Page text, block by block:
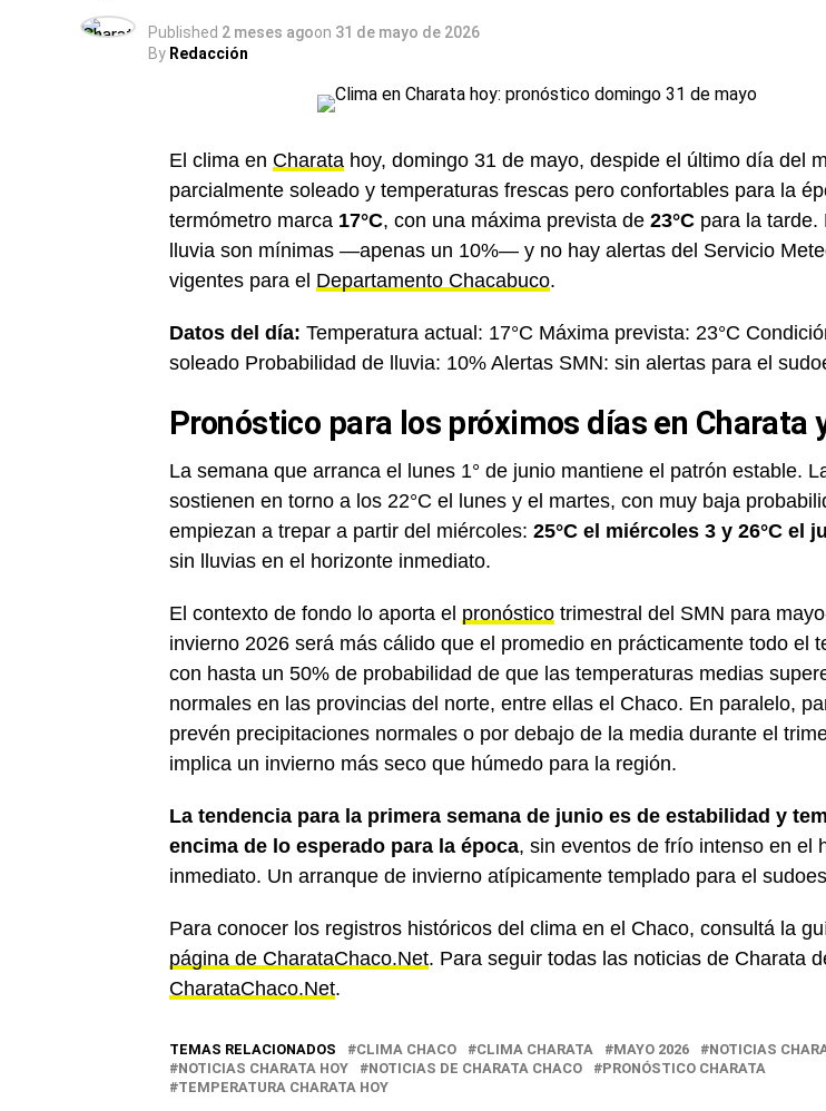
Published 2 meses agoon 31 de mayo de 2026
By Redacción
El clima en Charata hoy, domingo 31 de mayo, despide el último día del
parcialmente soleado y temperaturas frescas pero confortables para la
termómetro marca 17°C, con una máxima prevista de 23°C para la tarde.
lluvia son mínimas —apenas un 10%— y no hay alertas del Servicio
vigentes para el Departamento Chacabuco.
Datos del día: Temperatura actual: 17°C Máxima prevista: 23°C
soleado Probabilidad de lluvia: 10% Alertas SMN: sin alertas para el
Pronóstico para los próximos días en Charata
La semana que arranca el lunes 1° de junio mantiene el patrón estable.
sostienen en torno a los 22°C el lunes y el martes, con muy baja
empiezan a trepar a partir del miércoles: 25°C el miércoles 3 y 26°C el
sin lluvias en el horizonte inmediato.
El contexto de fondo lo aporta el pronóstico trimestral del SMN para
invierno 2026 será más cálido que el promedio en prácticamente todo el
con hasta un 50% de probabilidad de que las temperaturas medias
normales en las provincias del norte, entre ellas el Chaco. En paralelo,
prevén precipitaciones normales o por debajo de la media durante el
implica un invierno más seco que húmedo para la región.
La tendencia para la primera semana de junio es de estabilidad y
encima de lo esperado para la época, sin eventos de frío intenso en el
inmediato. Un arranque de invierno atípicamente templado para el
Para conocer los registros históricos del clima en el Chaco, consultá la
página de CharataChaco.Net. Para seguir todas las noticias de Charata
CharataChaco.Net.
TEMAS RELACIONADOS CLIMA CHACO CLIMA CHARATA MAYO 2026
NOTICIAS
NOTICIAS CHARATA HOY
NOTICIAS DE CHARATA CHACO
PRONÓSTICO CHARATA
TEMPERATURA CHARATA HOY